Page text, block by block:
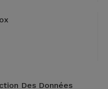
Des Données